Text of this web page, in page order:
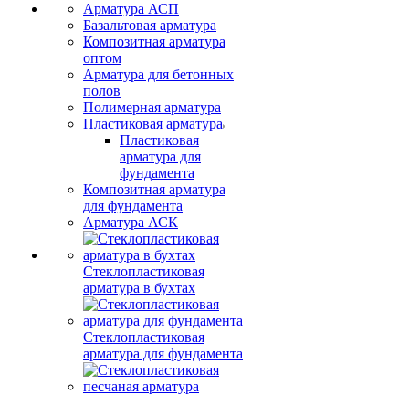
Арматура АСП
Базальтовая арматура
Композитная арматура
оптом
Арматура для бетонных
полов
Полимерная арматура
Пластиковая арматура
Пластиковая
арматура для
фундамента
Композитная арматура
для фундамента
Арматура АСК
Стеклопластиковая
арматура в бухтах
Стеклопластиковая
арматура для фундамента